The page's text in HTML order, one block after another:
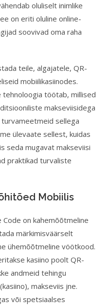
oluliselt inimlike
on eriti oluline online-
soovivad oma raha
teile, algajatele, QR-
mobiilikasiinodes.
tehnoloogia töötab, millised
makseviisidega
sellega
ülevaate sellest, kuidas
seda mugavat makseviisi
praktikad turvaliste
Mobiilis
Code on kahemõõtmeline
märkimisväärselt
ühemõõtmeline vöötkood.
kasiino poolt QR-
andmeid tehingu
makseviis jne.
või spetsiaalses